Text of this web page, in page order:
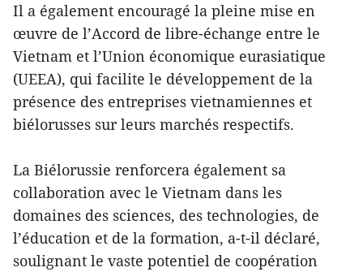
Il a également encouragé la pleine mise en
œuvre de l’Accord de libre-échange entre le
Vietnam et l’Union économique eurasiatique
(UEEA), qui facilite le développement de la
présence des entreprises vietnamiennes et
biélorusses sur leurs marchés respectifs.
La Biélorussie renforcera également sa
collaboration avec le Vietnam dans les
domaines des sciences, des technologies, de
l’éducation et de la formation, a-t-il déclaré,
soulignant le vaste potentiel de coopération